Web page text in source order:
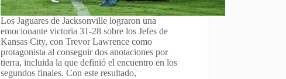
Los Jaguares de Jacksonville lograron una
emocionante victoria 31-28 sobre los Jefes de
Kansas City, con Trevor Lawrence como
protagonista al conseguir dos anotaciones por
tierra, incluida la que definió el encuentro en los
segundos finales. Con este resultado,